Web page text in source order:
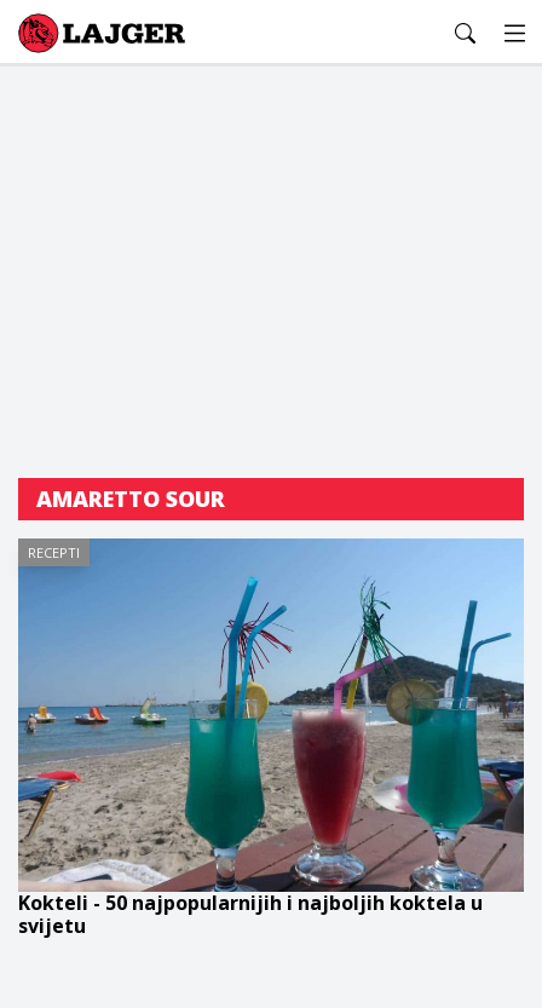
Lajger
AMARETTO SOUR
RECEPTI
Kokteli - 50 najpopularnijih i najboljih koktela u
svijetu